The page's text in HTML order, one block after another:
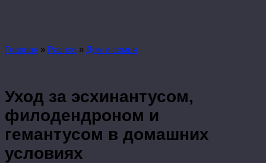
Главная » Разное » Дом и семья
Уход за эсхинантусом,
филодендроном и
гемантусом в домашних
условиях